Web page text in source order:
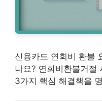
신용카드 연회비 환불
나요? 연회비환불거절
3가지 핵심 해결책을